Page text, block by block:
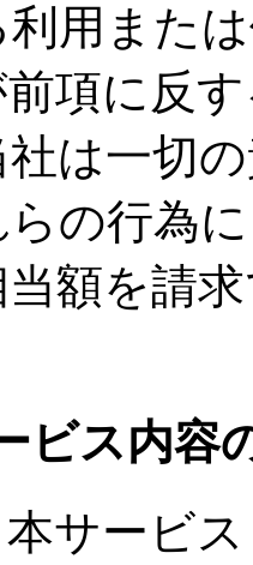
用また
前項に反
は一切
の行為
額を請
ス内容
本サービ